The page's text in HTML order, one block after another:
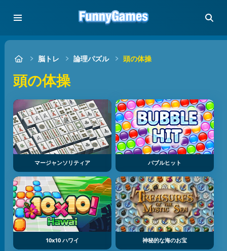
脳トレ 論理パズル 頭の体操
頭の体操
マージャンソリティア バブルヒット
10x10 ハワイ 神秘的な海のお宝